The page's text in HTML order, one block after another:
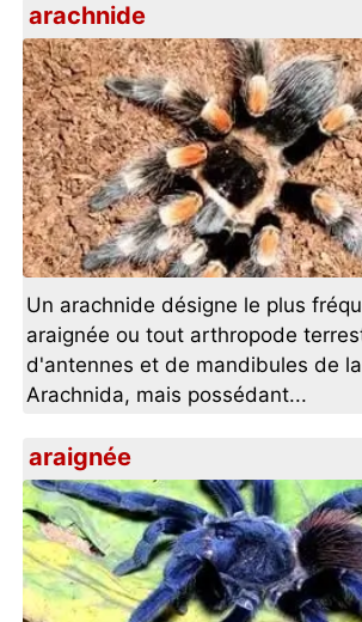
arachnide
Un arachnide désigne le plus
araignée ou tout arthropode
d'antennes et de mandibules de
Arachnida, mais possédant...
araignée